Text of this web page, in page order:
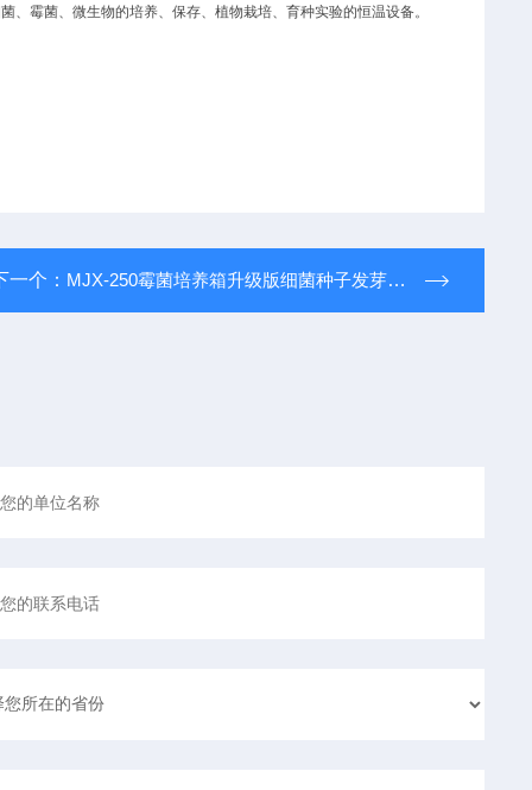
霉菌、微生物的培养、保存、植物栽培、育种实验的恒温设备。
一个： MJX-250霉菌培养箱升级版细菌种子发芽箱恒温箱